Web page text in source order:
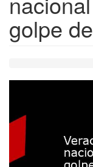
golpe